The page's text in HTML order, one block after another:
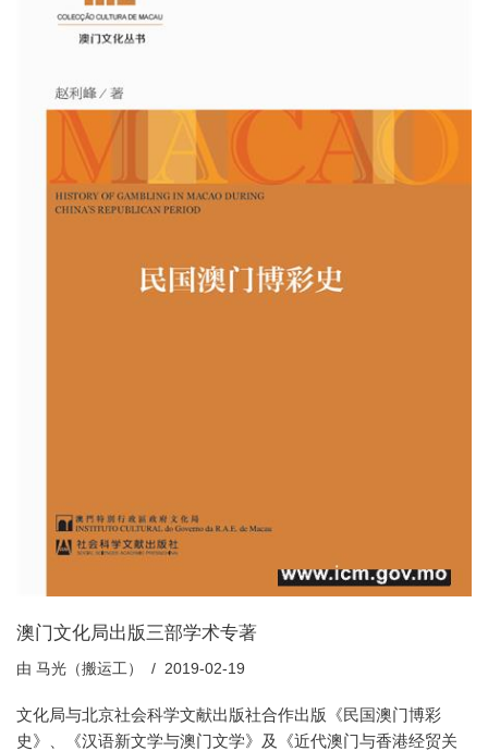
澳门文化局出版三部学术专著
由 马光（搬运工） 2019-02-19
文化局与北京社会科学文献出版社合作出版《民国澳门博彩
史》、《汉语新文学与澳门文学》及《近代澳门与香港经贸关